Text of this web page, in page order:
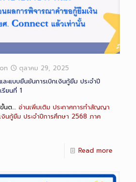
on
ตุลาคม 29, 2025
ะแบบยืนยันการเบิกเงินกู้ยืม ประจำปี
ยนที่ 1
นต… อ่านเพิ่มเติม ประกาศการทำสัญญา
งินกู้ยืม ประจำปีการศึกษา 2568 ภาค
Read more